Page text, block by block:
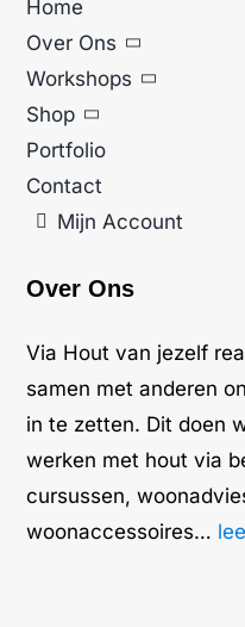
Home
Over Ons
Workshops
Shop
Portfolio
Contact
Mijn Account
Over Ons
Via Hout van jezelf
samen met anderen
in te zetten. Dit doen
werken met hout via
cursussen,
woonaccessoires…